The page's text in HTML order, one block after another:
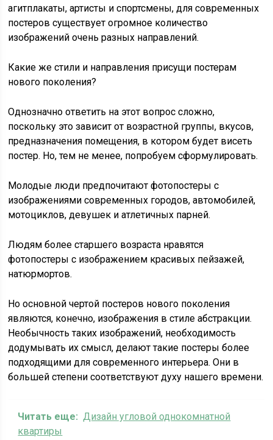
агитплакаты, артисты и спортсмены, для современных
постеров существует огромное количество
изображений очень разных направлений.
Какие же стили и направления присущи постерам
нового поколения?
Однозначно ответить на этот вопрос сложно,
поскольку это зависит от возрастной группы, вкусов,
предназначения помещения, в котором будет висеть
постер. Но, тем не менее, попробуем сформулировать.
Молодые люди предпочитают фотопостеры с
изображениями современных городов, автомобилей,
мотоциклов, девушек и атлетичных парней.
Людям более старшего возраста нравятся
фотопостеры с изображением красивых пейзажей,
натюрмортов.
Но основной чертой постеров нового поколения
являются, конечно, изображения в стиле абстракции.
Необычность таких изображений, необходимость
додумывать их смысл, делают такие постеры более
подходящими для современного интерьера. Они в
большей степени соответствуют духу нашего времени.
Читать еще: Дизайн угловой однокомнатной
квартиры